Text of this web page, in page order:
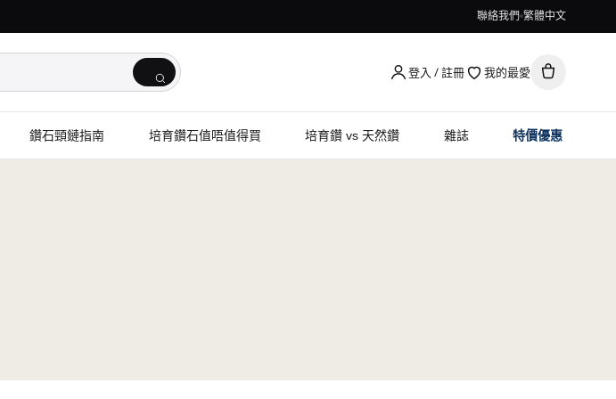
聯絡我們 繁體中文
登入 / 註冊 我的最愛
鑽石頸鏈指南 培育鑽石值唔值得買 培育鑽 vs 天然鑽 雜誌 特價優惠